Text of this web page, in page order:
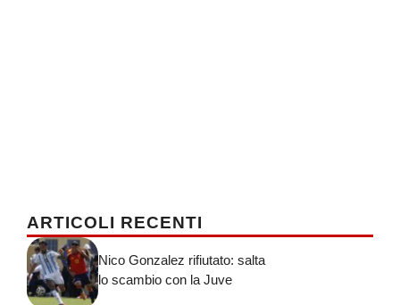
ARTICOLI RECENTI
Nico Gonzalez rifiutato: salta
lo scambio con la Juve